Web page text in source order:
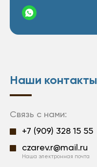
Наши контакты
Связь с нами:
+7 (909) 328 15 55
czarev.r@mail.ru
Наша электронная почта